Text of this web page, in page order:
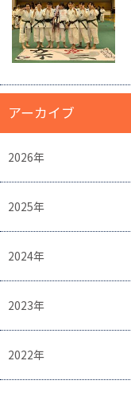
アーカイブ
2026年
2025年
2024年
2023年
2022年